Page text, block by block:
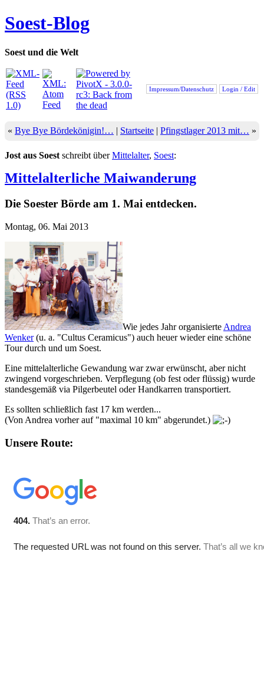
Soest-Blog
Soest und die Welt
Impressum/Datenschutz Login / Edit
« Bye Bye Bördekönigin!… | Startseite | Pfingstlager 2013 mit… »
Jost aus Soest schreibt überMittelalter, Soest:
Mittelalterliche Maiwanderung
Die Soester Börde am 1. Mai entdecken.
Montag, 06. Mai 2013
Wie jedes Jahr organisierte Andrea
Wenker(u. a. "Cultus Ceramicus") auch heuer wieder eine schöne
Tour durch und um Soest.
Eine mittelalterliche Gewandung war zwar erwünscht, aber nicht
zwingend vorgeschrieben. Verpflegung (ob fest oder flüssig) wurde
standesgemäß via Pilgerbeutel oder Handkarren transportiert.
Es sollten schließlich fast 17 km werden...
(Von Andrea vorher auf "maximal 10 km" abgerundet.)
Unsere Route: